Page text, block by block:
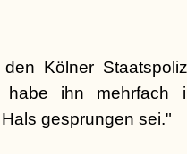
Kölner
habe ihn mehrfach
gesprungen sei."